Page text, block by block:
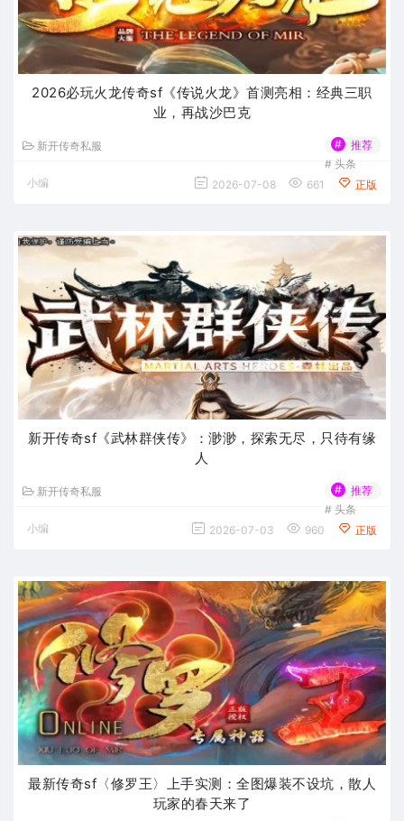
2026必玩火龙传奇sf《传说火龙》首测亮相：经典三职
业，再战沙巴克
新开传奇私服 #
推荐
# 头条
小编
2026-07-08 661 正版
新开传奇sf《武林群侠传》：渺渺，探索无尽，只待有缘
人
新开传奇私服 #
推荐
# 头条
小编
2026-07-03 960 正版
最新传奇sf〈修罗王〉上手实测：全图爆装不设坑，散人
玩家的春天来了